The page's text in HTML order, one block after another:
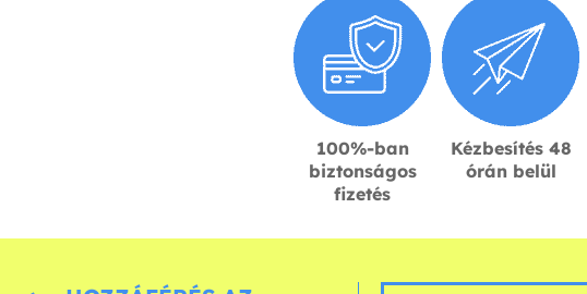
100%-ban
biztonságos
fizetés
Kézbesítés 48
órán belül